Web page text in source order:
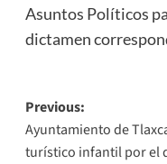
Asuntos Políticos
dictamen
Post
navigation
Previous:
Ayuntamiento de
turístico infantil por el